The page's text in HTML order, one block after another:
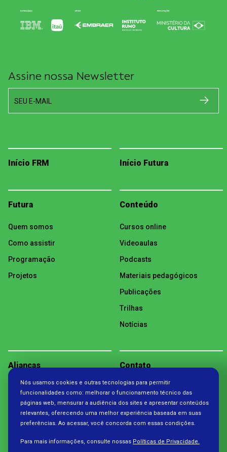
Assine nossa Newsletter
SEU E-MAIL
Início FRM Início Futura
Futura
Quem somos
Como assistir
Programação
Projetos
Conteúdo
Cursos online
Videoaulas
Podcasts
Materiais pedagógicos
Publicações
Trilhas
Notícias
Alianças Contato
Política de Privacidade
Nós usamos cookies e outras tecnologias para permitir
funcionalidades como: melhorar o funcionamento técnico das
páginas web, mensurar a audiência dos sites e apresentar conteúdos
relevantes, oferecendo uma melhor experiência baseada em suas
preferências. Ao acessar, você concorda com essas condições.
Para mais informações, consulte nossas Políticas de Privacidade.